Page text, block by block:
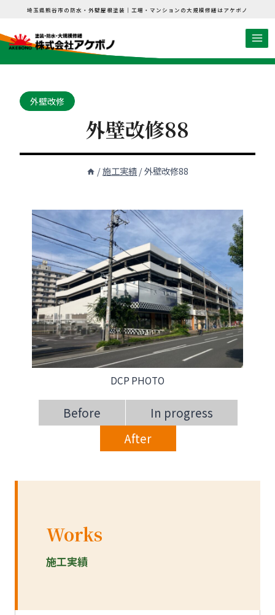
を
埼玉県熊谷市の防水・外壁屋根塗装｜工場・マンションの大規模修繕はアケボノ
外壁改修
外壁改修88
/施工実績/外壁改修88
Before
In progress
After
DCP PHOTO
Works
施工実績